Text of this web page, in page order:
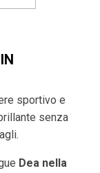
sportivo e
senza
Dea nella